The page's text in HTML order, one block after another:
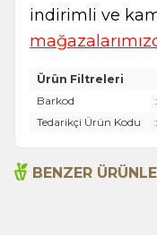
indirimli ve
Ürün Filtreleri
Barkod
:
Tedarikçi Ürün Kodu
:
BENZER